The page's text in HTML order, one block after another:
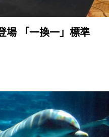
場 「一換一」標準